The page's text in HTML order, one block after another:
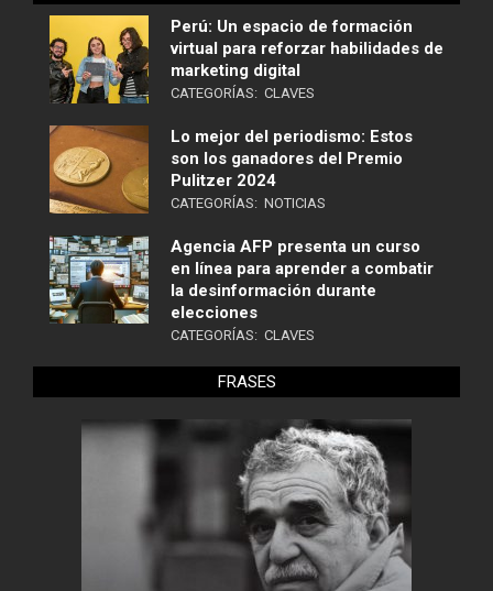
Perú: Un espacio de formación
virtual para reforzar habilidades de
marketing digital
CATEGORÍAS: CLAVES
Lo mejor del periodismo: Estos
son los ganadores del Premio
Pulitzer 2024
CATEGORÍAS: NOTICIAS
Agencia AFP presenta un curso
en línea para aprender a combatir
la desinformación durante
elecciones
CATEGORÍAS: CLAVES
FRASES